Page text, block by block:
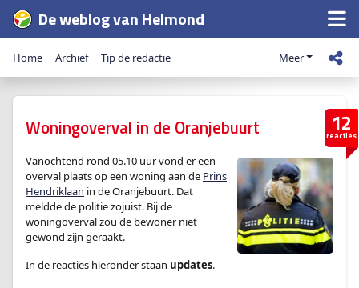
De weblog van Helmond
Home Archief Tip de redactie Meer
12
reacties
Woningoverval in de Oranjebuurt
Vanochtend rond 05.10 uur vond er een
overval plaats op een woning aan de Prins
Hendriklaan in de Oranjebuurt. Dat
meldde de politie zojuist. Bij de
woningoverval zou de bewoner niet
gewond zijn geraakt.
In de reacties hieronder staan updates.